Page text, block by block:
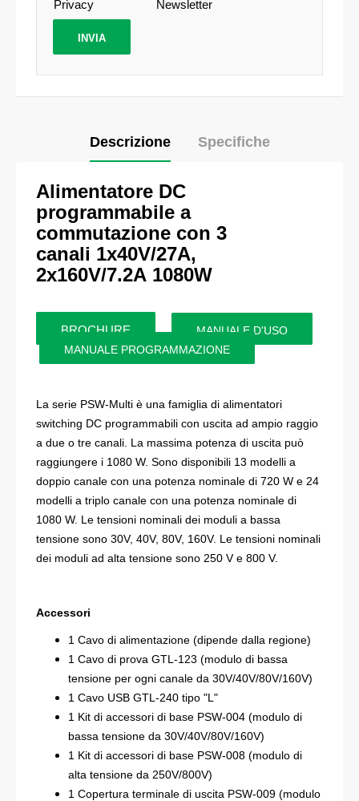
Privacy Newsletter
Descrizione Specifiche
Alimentatore DC
programmabile a
commutazione con 3
canali 1x40V/27A,
2x160V/7.2A 1080W
BROCHURE
MANUALE D'USO
MANUALE PROGRAMMAZIONE
La serie PSW-Multi è una famiglia di alimentatori
switching DC programmabili con uscita ad ampio raggio
a due o tre canali. La massima potenza di uscita può
raggiungere i 1080 W. Sono disponibili 13 modelli a
doppio canale con una potenza nominale di 720 W e 24
modelli a triplo canale con una potenza nominale di
1080 W. Le tensioni nominali dei moduli a bassa
tensione sono 30V, 40V, 80V, 160V. Le tensioni nominali
dei moduli ad alta tensione sono 250 V e 800 V.
Accessori
1 Cavo di alimentazione (dipende dalla regione)
1 Cavo di prova GTL-123 (modulo di bassa
tensione per ogni canale da 30V/40V/80V/160V)
1 Cavo USB GTL-240 tipo "L"
1 Kit di accessori di base PSW-004 (modulo di
bassa tensione da 30V/40V/80V/160V)
1 Kit di accessori di base PSW-008 (modulo di
alta tensione da 250V/800V)
1 Copertura terminale di uscita PSW-009 (modulo